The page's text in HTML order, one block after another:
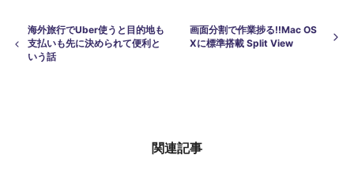
海外旅行でUber使うと目的地も
支払いも先に決められて便利と
いう話
画面分割で作業捗る!!Mac OS
Xに標準搭載 Split View
関連記事